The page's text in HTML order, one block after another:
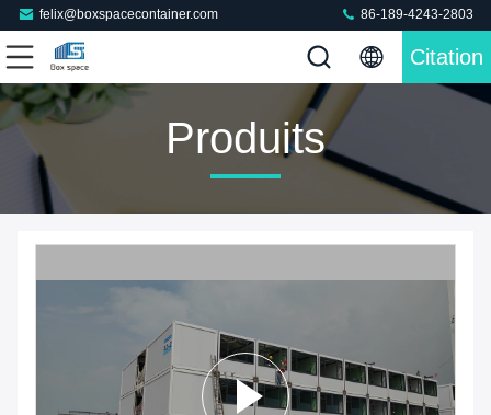
felix@boxspacecontainer.com 86-189-4243-2803
Citation
Produits